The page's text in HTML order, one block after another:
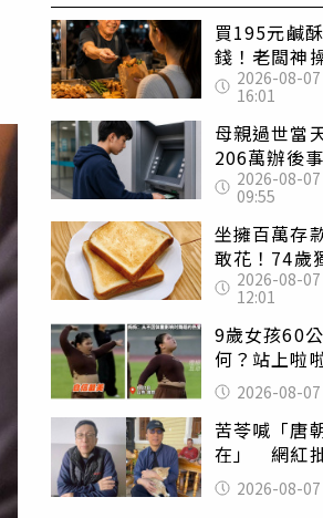
買195元鹹
錢！老闆神
「倒找5元
看哭：這就
2026-08-07
16:01
母親過世當
206萬辦後
遭判刑」
搶錢先下手
2026-08-07
09:55
坐擁百萬存
敢花！74歲
「1餐只吃1
司」 半年
嚇壞女兒
2026-08-07
12:01
9歲女孩60
何？站上啦
驚艷全場
友被圈粉
2026-08-07
苦苓喊「唐
在」 網紅
歷史：李白
用鮮卑文寫
2026-08-07